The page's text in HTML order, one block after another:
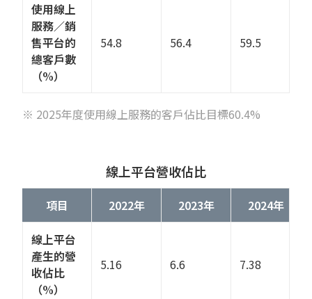
使用線上
服務／銷
售平台的
總客戶數
（%）
54.8 56.4 59.5
※ 2025年度使用線上服務的客戶佔比目標60.4%
線上平台營收佔比
項目 2022年 2023年 2024年
線上平台
產生的營
收佔比
（%）
5.16 6.6 7.38